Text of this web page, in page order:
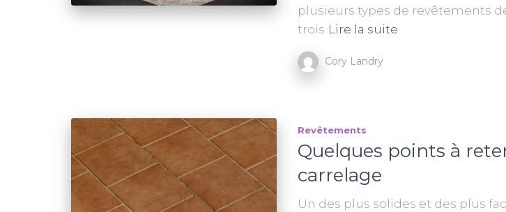
plusieurs types de revêtements
trois Lire la suite
Cory Landry
Revêtements
Quelques points à
carrelage
Un des plus solides et des plus